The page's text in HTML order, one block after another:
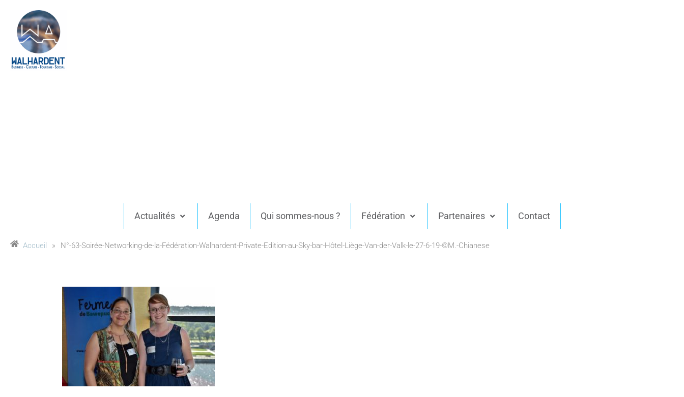
Actualités Agenda Qui sommes-nous ? Fédération Partenaires Contact
Accueil » N°-63-Soirée-Networking-de-la-Fédération-Walhardent-Private-Edition-au-Sky-bar-Hôtel-Liège-Van-der-Valk-le-27-6-19-©M.-Chianese